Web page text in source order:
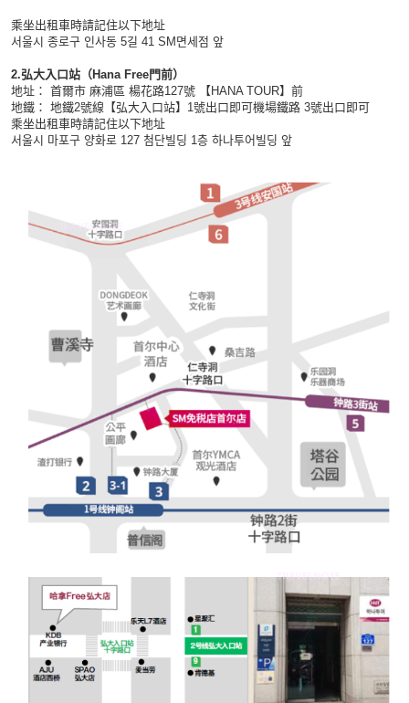
乘坐出租車時請記住以下地址
서울시 종로구 인사동 5길 41 SM면세점 앞
2.弘大入口站（Hana Free門前）
地址： 首爾市 麻浦區 楊花路127號 【HANA TOUR】前
地鐵： 地鐵2號線【弘大入口站】1號出口即可機場鐵路 3號出口即可
乘坐出租車時請記住以下地址
서울시 마포구 양화로 127 첨단빌딩 1층 하나투어빌딩 앞